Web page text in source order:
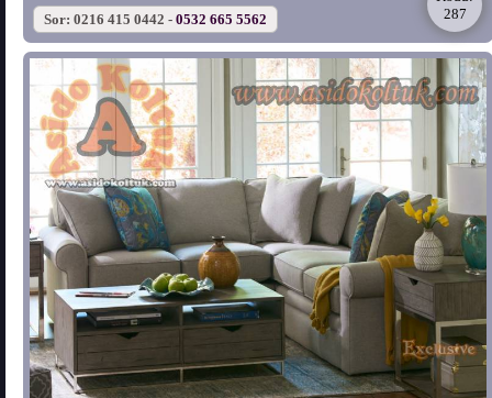
287
Sor: 0216 415 0442 - 0532 665 5562